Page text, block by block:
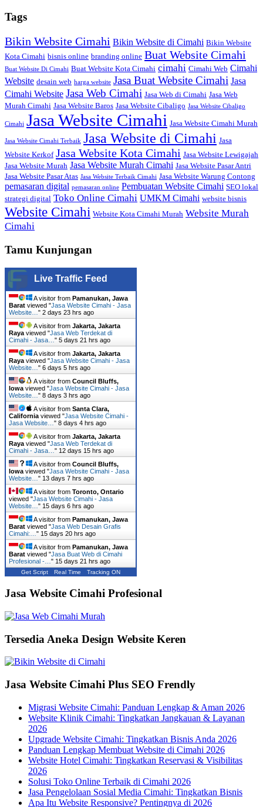
Tags
Bikin Website Cimahi Bikin Website di Cimahi Bikin Website
Kota Cimahi bisnis online branding online Buat Website Cimahi
Buat Website Di Cimahi Buat Website Kota Cimahi cimahi Cimahi Web Cimahi
Website desain web harga website Jasa Buat Website Cimahi Jasa
Cimahi Website Jasa Web Cimahi Jasa Web di Cimahi Jasa Web
Murah Cimahi Jasa Website Baros Jasa Website Cibaligo Jasa Website Cibaligo
Cimahi Jasa Website Cimahi Jasa Website Cimahi Murah
Jasa Website Cimahi Terbaik Jasa Website di Cimahi Jasa
Website Kerkof Jasa Website Kota Cimahi Jasa Website Lewigajah
Jasa Website Murah Jasa Website Murah Cimahi Jasa Website Pasar Antri
Jasa Website Pasar Atas Jasa Website Terbaik Cimahi Jasa Website Warung Contong
pemasaran digital pemasaran online Pembuatan Website Cimahi SEO lokal
strategi digital Toko Online Cimahi UMKM Cimahi website bisnis
Website Cimahi Website Kota Cimahi Murah Website Murah
Cimahi
Tamu Kunjungan
Live Traffic Feed
A visitor from Pamanukan, Jawa
Barat viewed "Jasa Website Cimahi - Jasa
Website… " 2 days 23 hrs ago
A visitor from Jakarta, Jakarta
Raya viewed "Jasa Web Terdekat di
Cimahi - Jasa… " 5 days 21 hrs ago
A visitor from Jakarta, Jakarta
Raya viewed "Jasa Website Cimahi - Jasa
Website… " 6 days 5 hrs ago
A visitor from Council Bluffs,
Iowa viewed "Jasa Website Cimahi - Jasa
Website… " 8 days 3 hrs ago
A visitor from Santa Clara,
California viewed "Jasa Website Cimahi -
Jasa Website… " 8 days 4 hrs ago
A visitor from Jakarta, Jakarta
Raya viewed "Jasa Web Terdekat di
Cimahi - Jasa… " 12 days 15 hrs ago
A visitor from Council Bluffs,
Iowa viewed "Jasa Website Cimahi - Jasa
Website… " 13 days 7 hrs ago
A visitor from Toronto, Ontario
viewed "Jasa Website Cimahi - Jasa
Website… " 15 days 6 hrs ago
A visitor from Pamanukan, Jawa
Barat viewed "Jasa Web Desain Grafis
Cimahi:… " 15 days 20 hrs ago
A visitor from Pamanukan, Jawa
Barat viewed "Jasa Buat Web di Cimahi
Profesional -… " 15 days 21 hrs ago
Get Script Real Time Tracking ON
Jasa Website Cimahi Profesional
Tersedia Aneka Design Website Keren
Jasa Website Cimahi Plus SEO Frendly
Migrasi Website Cimahi: Panduan Lengkap & Aman 2026
Website Klinik Cimahi: Tingkatkan Jangkauan & Layanan
2026
Upgrade Website Cimahi: Tingkatkan Bisnis Anda 2026
Panduan Lengkap Membuat Website di Cimahi 2026
Website Hotel Cimahi: Tingkatkan Reservasi & Visibilitas
2026
Solusi Toko Online Terbaik di Cimahi 2026
Jasa Pengelolaan Sosial Media Cimahi: Tingkatkan Bisnis
Apa Itu Website Responsive? Pentingnya di 2026